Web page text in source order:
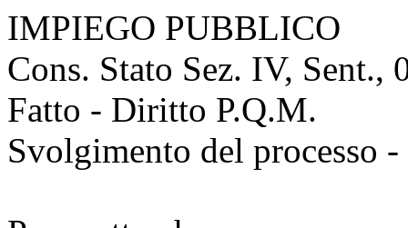
IMPIEGO PUBBLICO
Cons. Stato Sez. IV, Sent.,
Fatto - Diritto P.Q.M.
Svolgimento del processo